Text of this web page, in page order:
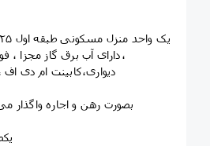
،دارای آب برق گاز مجزا ،
دیواری،کابینت ام دی اف
🔴 بصورت رهن و اجاره واگذار